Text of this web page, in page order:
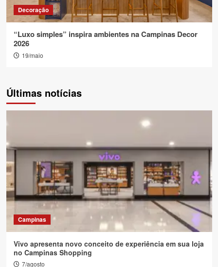
Decoração
“Luxo simples” inspira ambientes na Campinas Decor
2026
19/maio
Últimas notícias
Campinas
Vivo apresenta novo conceito de experiência em sua loja
no Campinas Shopping
7/agosto